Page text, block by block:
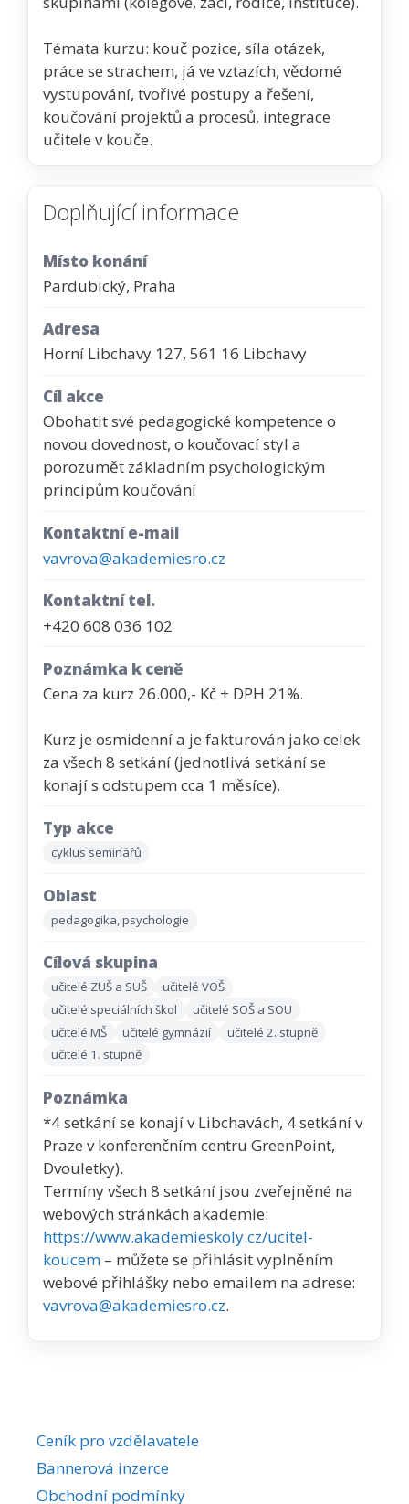
Témata kurzu: kouč pozice, síla otázek,
práce se strachem, já ve vztazích, vědomé
vystupování, tvořivé postupy a řešení,
koučování projektů a procesů, integrace
učitele v kouče.
Doplňující informace
Místo konání
Pardubický, Praha
Adresa
Horní Libchavy 127, 561 16 Libchavy
Cíl akce
Obohatit své pedagogické kompetence o
novou dovednost, o koučovací styl a
porozumět základním psychologickým
principům koučování
Kontaktní e-mail
vavrova@akademiesro.cz
Kontaktní tel.
+420 608 036 102
Poznámka k ceně
Cena za kurz 26.000,- Kč + DPH 21%.
Kurz je osmidenní a je fakturován jako celek
za všech 8 setkání (jednotlivá setkání se
konají s odstupem cca 1 měsíce).
Typ akce
cyklus seminářů
Oblast
pedagogika, psychologie
Cílová skupina
učitelé ZUŠ a SUŠ
učitelé VOŠ
učitelé speciálních škol
učitelé SOŠ a SOU
učitelé MŠ
učitelé gymnázií
učitelé 2. stupně
učitelé 1. stupně
Poznámka
*4 setkání se konají v Libchavách, 4 setkání v
Praze v konferenčním centru GreenPoint,
Dvouletky).
Termíny všech 8 setkání jsou zveřejněné na
webových stránkách akademie:
https://www.akademieskoly.cz/ucitel-
koucem – můžete se přihlásit vyplněním
webové přihlášky nebo emailem na adrese:
vavrova@akademiesro.cz.
Ceník pro vzdělavatele
Bannerová inzerce
Obchodní podmínky